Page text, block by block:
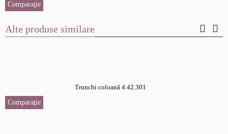
Comparaţie
Alte produse similare
Trunchi coloană 4.42.301
Comparaţie